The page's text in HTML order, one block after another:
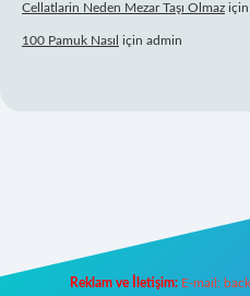
Cellatlarin Neden Mezar Taşı Olmaz için
100 Pamuk Nasıl için admin
Reklam ve İletişim: E-mail: